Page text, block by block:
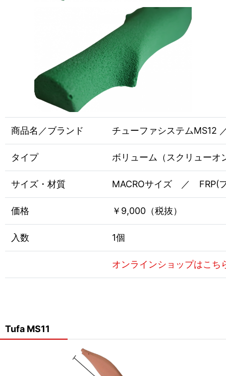
商品名／ブランド チューファシステムMS12
タイプ ボリューム（スクリューオ
サイズ・材質 MACROサイズ ／ FRP(
価格 ￥9,000（税抜）
入数 1個
オンラインショップはこち
Tufa MS11